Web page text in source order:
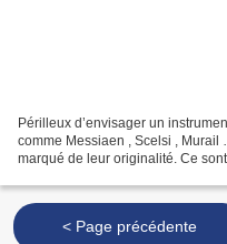
Périlleux d’envisager un
comme Messiaen , Scelsi ,
marqué de leur originalité. Ce
< Page précédente